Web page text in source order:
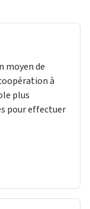
moyen de
à
plus
pour effectuer